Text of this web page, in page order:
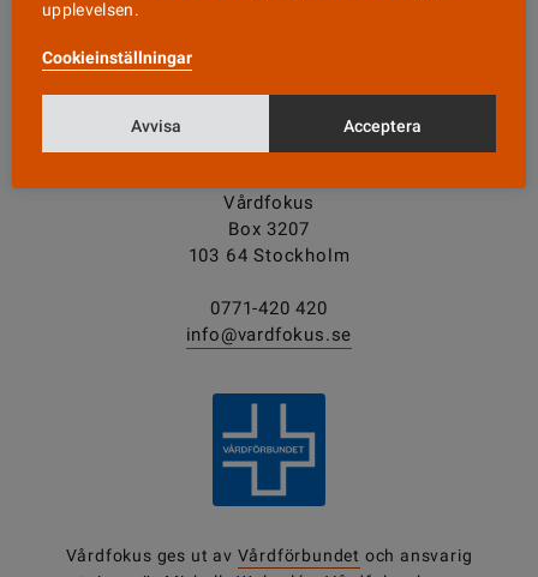
Vårdfokus
Box 3207
103 64 Stockholm
0771-420 420
info@vardfokus.se
Vårdfokus ges ut av Vårdförbundet och ansvarig
upplevelsen.
Cookieinställningar
Avvisa Acceptera